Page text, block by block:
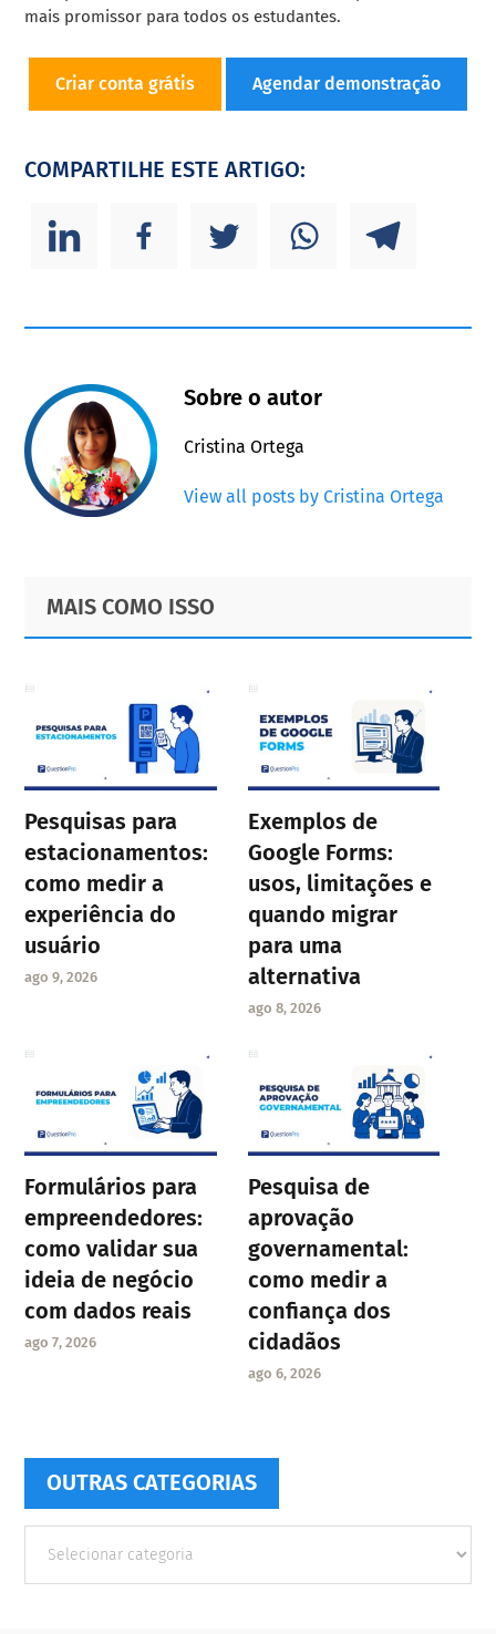
mais promissor para todos os estudantes.
Criar conta grátis Agendar demonstração
COMPARTILHE ESTE ARTIGO:
Sobre o autor
Cristina Ortega
View all posts by Cristina Ortega
Primary
Sidebar
Footer
MAIS COMO ISSO
Pesquisas para
estacionamentos:
como medir a
experiência do
usuário
ago 9, 2026
Exemplos de
Google Forms:
usos, limitações e
quando migrar
para uma
alternativa
ago 8, 2026
Formulários para
empreendedores:
como validar sua
ideia de negócio
com dados reais
ago 7, 2026
Pesquisa de
aprovação
governamental:
como medir a
confiança dos
cidadãos
ago 6, 2026
OUTRAS CATEGORIAS
Categorias